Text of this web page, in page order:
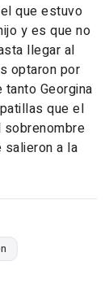
que estuvo
y es que no
llegar al
optaron por
Georgina
que el
sobrenombre
a la